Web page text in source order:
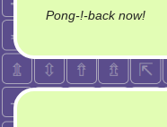
Pong-!-back now!on